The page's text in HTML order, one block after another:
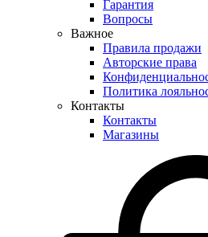
Гарантия
Вопросы
Важное
Правила продажи
Авторские права
Политика
Контакты
Контакты
Магазины